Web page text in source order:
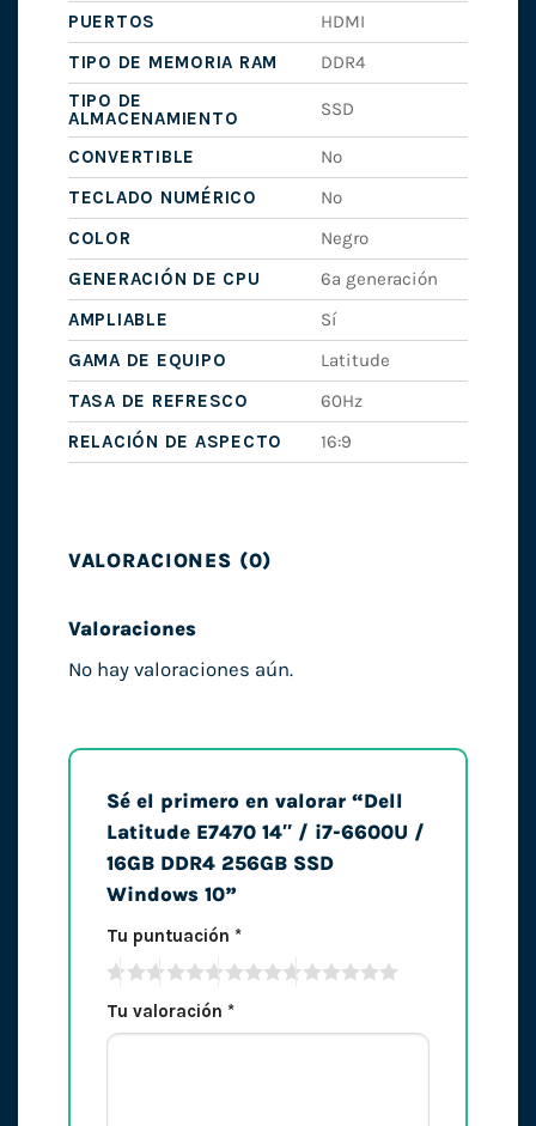
PUERTOS
HDMI
TIPO DE MEMORIA RAM
DDR4
TIPO DE
ALMACENAMIENTO
SSD
CONVERTIBLE
No
TECLADO NUMÉRICO
No
COLOR
Negro
GENERACIÓN DE CPU
6ª generación
AMPLIABLE
Sí
GAMA DE EQUIPO
Latitude
TASA DE REFRESCO
60Hz
RELACIÓN DE ASPECTO
16:9
VALORACIONES (0)
Valoraciones
No hay valoraciones aún.
Sé el primero en valorar “Dell
Latitude E7470 14″ / i7-6600U /
16GB DDR4 256GB SSD
Windows 10”
Tu puntuación *
Tu valoración *